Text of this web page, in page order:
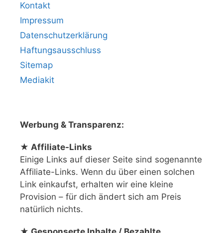
Kontakt
Impressum
Datenschutzerklärung
Haftungsausschluss
Sitemap
Mediakit
Werbung & Transparenz:
★ Affiliate-Links
Einige Links auf dieser Seite sind sogenannte
Affiliate-Links. Wenn du über einen solchen
Link einkaufst, erhalten wir eine kleine
Provision – für dich ändert sich am Preis
natürlich nichts.